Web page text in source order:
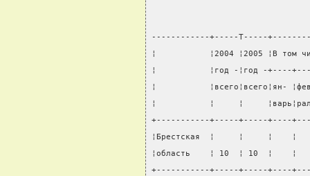
------------+-----T-----
¦           ¦2004 ¦2005 ¦В
¦           ¦год -¦год -+----
¦           ¦всего¦всего¦ян-
¦           ¦     ¦     ¦варь¦раль¦
+-----------+-----+-----+----
¦Брестская  ¦     ¦     ¦
¦область    ¦ 10  ¦ 10  ¦
+-----------+-----+-----+----